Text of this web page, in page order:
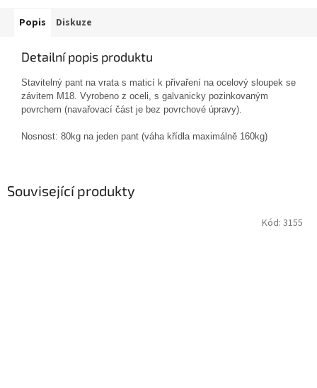
Související produkty
Kód: 3155
Popis Diskuze
Detailní popis produktu
Stavitelný pant na vrata s maticí k přivaření na ocelový sloupek se
závitem M18. Vyrobeno z oceli, s galvanicky pozinkovaným
povrchem (navařovací část je bez povrchové úpravy).
Nosnost: 80kg na jeden pant (váha křídla maximálně 160kg)